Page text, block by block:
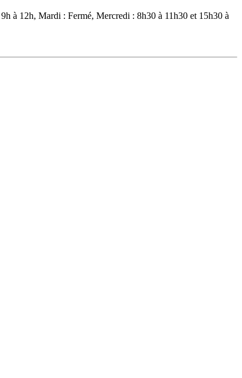
à 12h, Mardi : Fermé, Mercredi : 8h30 à 11h30 et 15h30 à